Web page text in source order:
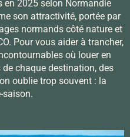
en 2025 selon Normandie
son attractivité, portée par
normands côté nature et
Pour vous aider à trancher,
où louer en
chaque destination, des
oublie trop souvent : la
saison.